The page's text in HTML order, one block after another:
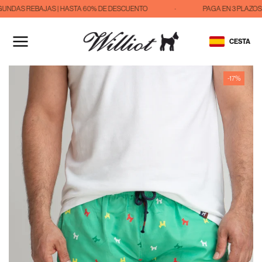
IR
CONTENIDO
REBAJAS | HASTA 60% DE DESCUENTO PAGA EN 3
CESTA
-17%